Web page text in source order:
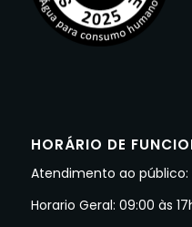
HORÁRIO DE
Atendimento ao público:
Horario Geral: 09:00 às